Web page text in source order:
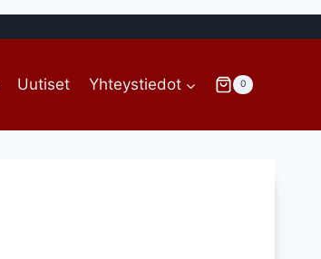
Uutiset Yhteystiedot 0